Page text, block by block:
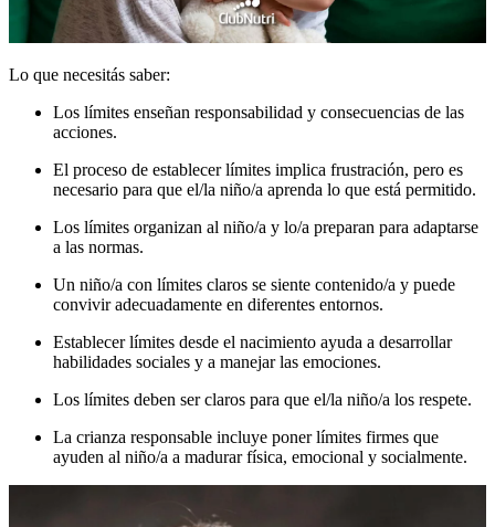
Lo que necesitás saber:
Los límites enseñan responsabilidad y consecuencias de las
acciones.
El proceso de establecer límites implica frustración, pero es
necesario para que el/la niño/a aprenda lo que está permitido.
Los límites organizan al niño/a y lo/a preparan para adaptarse
a las normas.
Un niño/a con límites claros se siente contenido/a y puede
convivir adecuadamente en diferentes entornos.
Establecer límites desde el nacimiento ayuda a desarrollar
habilidades sociales y a manejar las emociones.
Los límites deben ser claros para que el/la niño/a los respete.
La crianza responsable incluye poner límites firmes que
ayuden al niño/a a madurar física, emocional y socialmente.